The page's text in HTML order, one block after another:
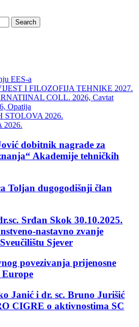
Search
EES-a
I FILOZOFIJA TEHNIKE 2027.
COLL. 2026, Cavtat
Opatija
2026.
2026.
dobitnik nagrade za
Akademije tehničkih
Toljan dugogodišnji član
Srđan Skok 30.10.2025.
nastavno zvanje
Sjever
povezivanja prijenosne
Europe
Janić i dr. sc. Bruno Jurišić
CIGRE o aktivnostima SC